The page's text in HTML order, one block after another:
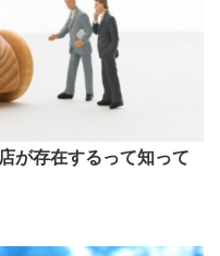
が存在するって知って